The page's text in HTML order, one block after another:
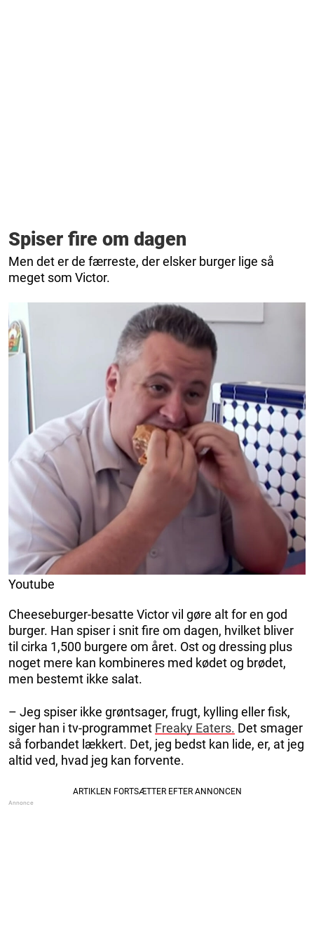
Spiser fire om dagen
Men det er de færreste, der elsker burger lige så
meget som Victor.
Youtube
Cheeseburger-besatte Victor vil gøre alt for en god
burger. Han spiser i snit fire om dagen, hvilket bliver
til cirka 1,500 burgere om året. Ost og dressing plus
noget mere kan kombineres med kødet og brødet,
men bestemt ikke salat.
– Jeg spiser ikke grøntsager, frugt, kylling eller fisk,
siger han i tv-programmet Freaky Eaters. Det smager
så forbandet lækkert. Det, jeg bedst kan lide, er, at jeg
altid ved, hvad jeg kan forvente.